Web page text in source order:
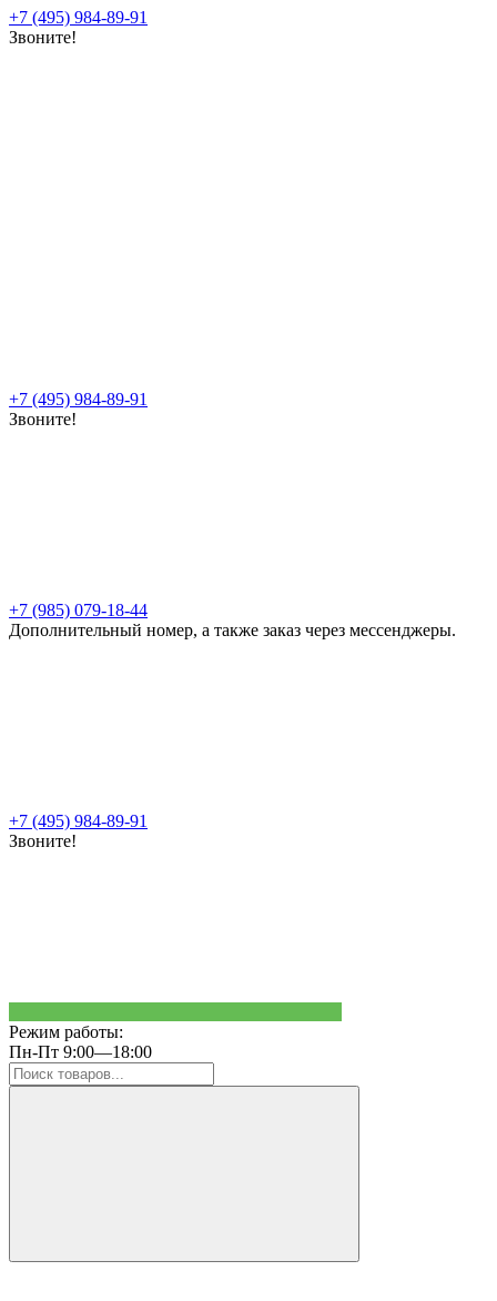
+7 (495) 984-89-91
Звоните!
+7 (495) 984-89-91
Звоните!
+7 (985) 079-18-44
Дополнительный номер, а также заказ через мессенджеры.
+7 (495) 984-89-91
Звоните!
Режим работы:
Пн-Пт 9:00—18:00